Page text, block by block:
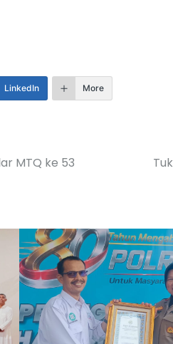
LinkedIn More
MTQ ke 53